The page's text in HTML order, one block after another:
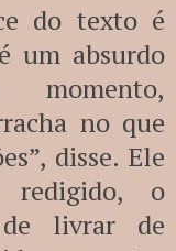
do texto é
um absurdo
momento,
no que
disse. Ele
redigido, o
livrar de